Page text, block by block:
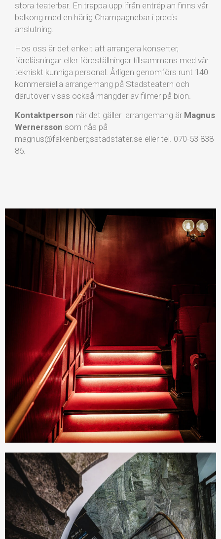
stora teaterbar. En trappa upp ifrån entréplan finns vår
balkong med en härlig Champagnebar i precis
anslutning.
Hos oss är det enkelt att arrangera konserter,
föreläsningar eller föreställningar tillsammans med vår
tekniskt kunniga personal. Årligen genomförs runt 140
kommersiella arrangemang på Stadsteatern och
därutöver visas också mängder av filmer på bion.
Kontaktperson när det gäller arrangemang är Magnus
Wernersson som nås på
magnus@falkenbergsstadstater.se eller tel. 070-53 838
86.